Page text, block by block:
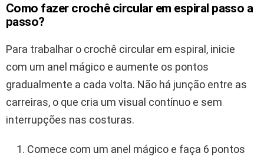
Como fazer crochê circular em espiral passo a
passo?
Para trabalhar o crochê circular em espiral, inicie
com um anel mágico e aumente os pontos
gradualmente a cada volta. Não há junção entre as
carreiras, o que cria um visual contínuo e sem
interrupções nas costuras.
Comece com um anel mágico e faça 6 pontos